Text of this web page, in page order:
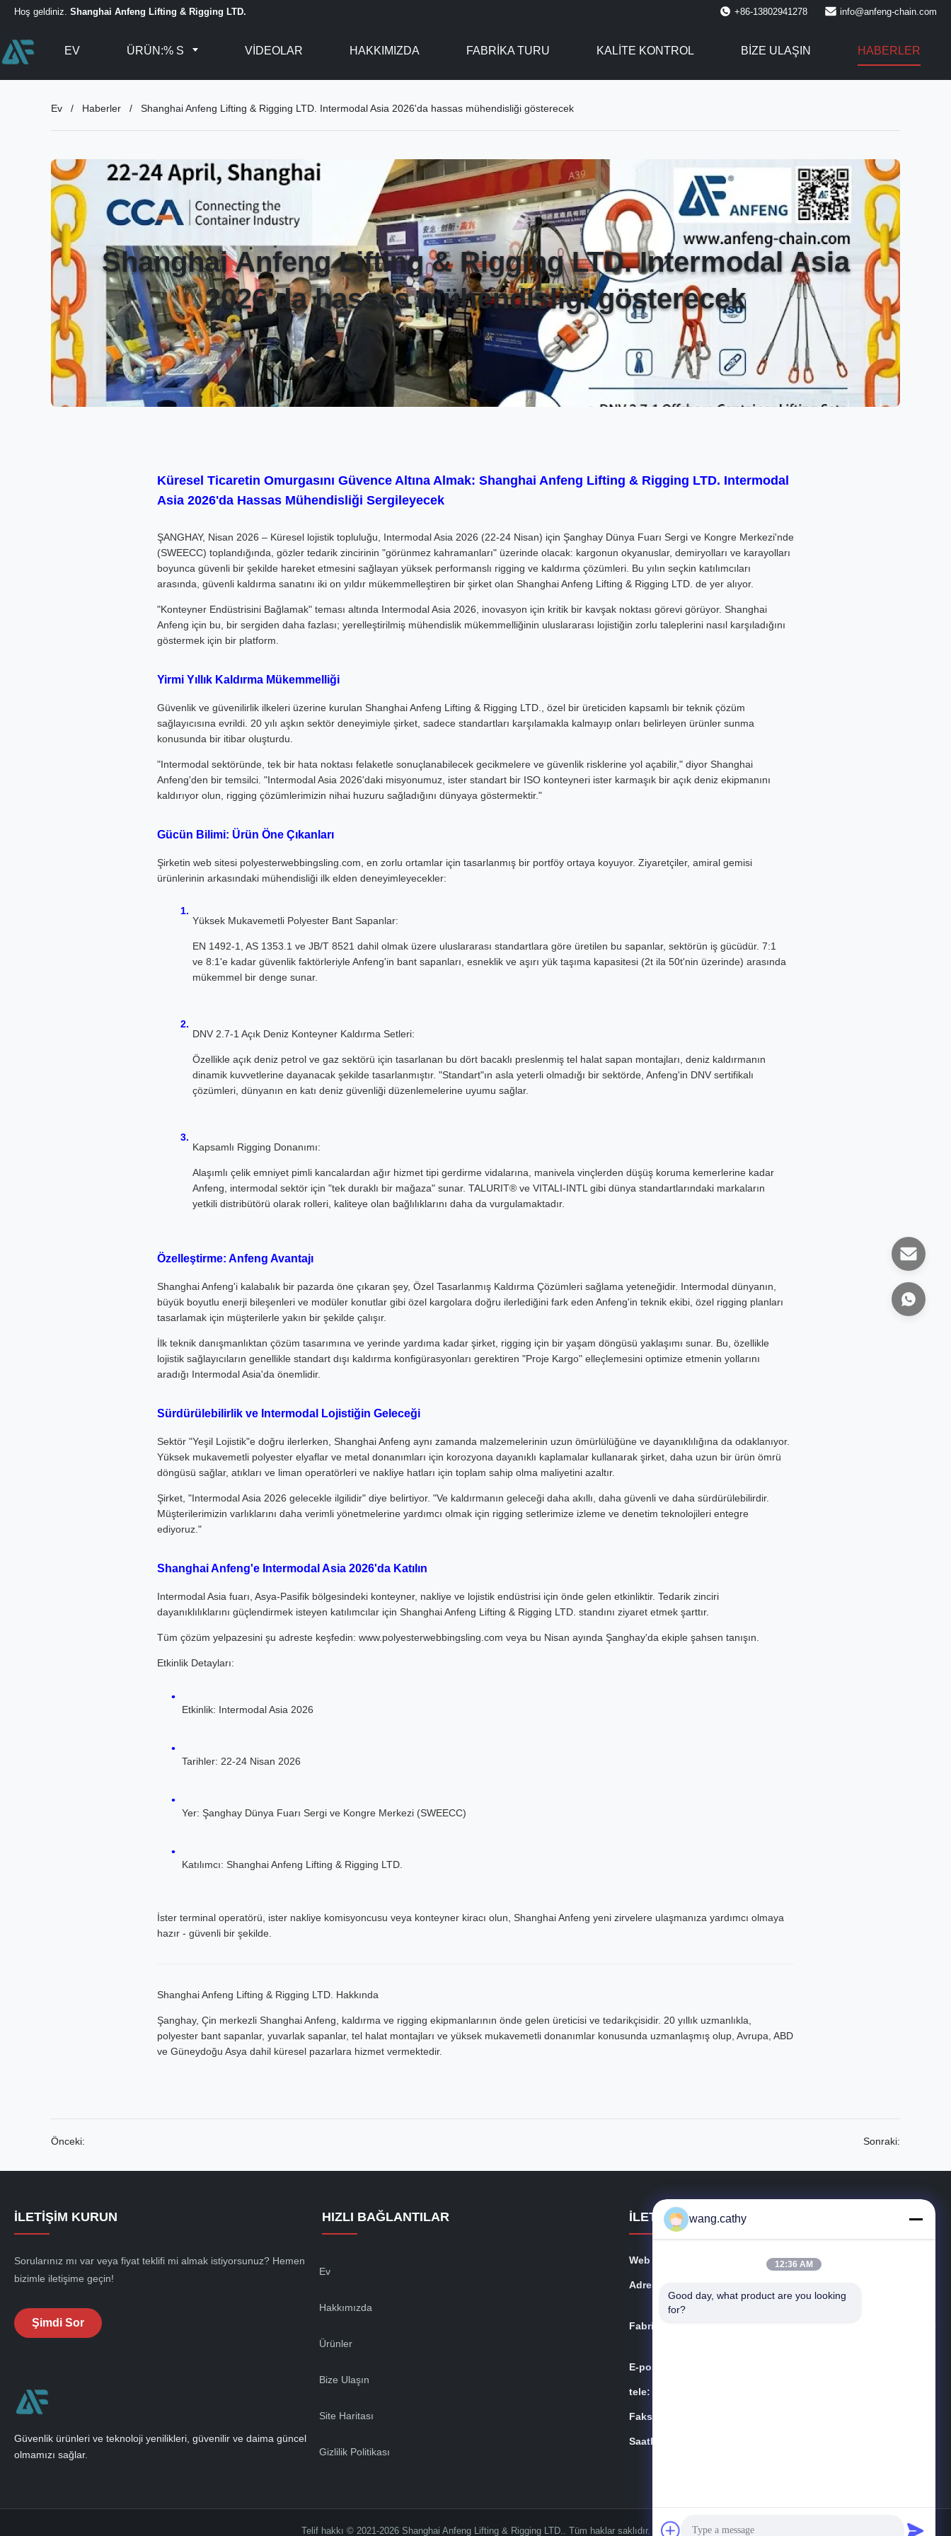
Hoş geldiniz. Shanghai Anfeng Lifting & Rigging LTD. +86-13802941278 info@anfeng-chain.com
EV ÜRÜN:% S VIDEOLAR HAKKIMIZDA FABRIKA TURU KALITE KONTROL BIZE ULAŞIN HABERLER
Ev / Haberler / Shanghai Anfeng Lifting & Rigging LTD. Intermodal Asia 2026'da hassas mühendisliği gösterecek
Shanghai Anfeng Lifting & Rigging LTD. Intermodal Asia
2026'da hassas mühendisliği gösterecek
2026/04/30
Küresel Ticaretin Omurgasını Güvence Altına Almak: Shanghai Anfeng Lifting & Rigging LTD. Intermodal
Asia 2026'da Hassas Mühendisliği Sergileyecek
ŞANGHAY, Nisan 2026 – Küresel lojistik topluluğu, Intermodal Asia 2026 (22-24 Nisan) için Şanghay Dünya Fuarı Sergi ve Kongre Merkezi'nde
(SWEECC) toplandığında, gözler tedarik zincirinin "görünmez kahramanları" üzerinde olacak: kargonun okyanuslar, demiryolları ve karayolları
boyunca güvenli bir şekilde hareket etmesini sağlayan yüksek performanslı rigging ve kaldırma çözümleri. Bu yılın seçkin katılımcıları
arasında, güvenli kaldırma sanatını iki on yıldır mükemmelleştiren bir şirket olan Shanghai Anfeng Lifting & Rigging LTD. de yer alıyor.
"Konteyner Endüstrisini Bağlamak" teması altında Intermodal Asia 2026, inovasyon için kritik bir kavşak noktası görevi görüyor. Shanghai
Anfeng için bu, bir sergiden daha fazlası; yerelleştirilmiş mühendislik mükemmelliğinin uluslararası lojistiğin zorlu taleplerini nasıl karşıladığını
göstermek için bir platform.
Yirmi Yıllık Kaldırma Mükemmelliği
Güvenlik ve güvenilirlik ilkeleri üzerine kurulan Shanghai Anfeng Lifting & Rigging LTD., özel bir üreticiden kapsamlı bir teknik çözüm
sağlayıcısına evrildi. 20 yılı aşkın sektör deneyimiyle şirket, sadece standartları karşılamakla kalmayıp onları belirleyen ürünler sunma
konusunda bir itibar oluşturdu.
"Intermodal sektöründe, tek bir hata noktası felaketle sonuçlanabilecek gecikmelere ve güvenlik risklerine yol açabilir," diyor Shanghai
Anfeng'den bir temsilci. "Intermodal Asia 2026'daki misyonumuz, ister standart bir ISO konteyneri ister karmaşık bir açık deniz ekipmanını
kaldırıyor olun, rigging çözümlerimizin nihai huzuru sağladığını dünyaya göstermektir."
Gücün Bilimi: Ürün Öne Çıkanları
Şirketin web sitesi polyesterwebbingsling.com, en zorlu ortamlar için tasarlanmış bir portföy ortaya koyuyor. Ziyaretçiler, amiral gemisi
ürünlerinin arkasındaki mühendisliği ilk elden deneyimleyecekler:
Yüksek Mukavemetli Polyester Bant Sapanlar:
EN 1492-1, AS 1353.1 ve JB/T 8521 dahil olmak üzere uluslararası standartlara göre üretilen bu sapanlar, sektörün iş gücüdür. 7:1
ve 8:1'e kadar güvenlik faktörleriyle Anfeng'in bant sapanları, esneklik ve aşırı yük taşıma kapasitesi (2t ila 50t'nin üzerinde) arasında
mükemmel bir denge sunar.
DNV 2.7-1 Açık Deniz Konteyner Kaldırma Setleri:
Özellikle açık deniz petrol ve gaz sektörü için tasarlanan bu dört bacaklı preslenmiş tel halat sapan montajları, deniz kaldırmanın
dinamik kuvvetlerine dayanacak şekilde tasarlanmıştır. "Standart"ın asla yeterli olmadığı bir sektörde, Anfeng'in DNV sertifikalı
çözümleri, dünyanın en katı deniz güvenliği düzenlemelerine uyumu sağlar.
Kapsamlı Rigging Donanımı:
Alaşımlı çelik emniyet pimli kancalardan ağır hizmet tipi gerdirme vidalarına, manivela vinçlerden düşüş koruma kemerlerine kadar
Anfeng, intermodal sektör için "tek duraklı bir mağaza" sunar. TALURIT® ve VITALI-INTL gibi dünya standartlarındaki markaların
yetkili distribütörü olarak rolleri, kaliteye olan bağlılıklarını daha da vurgulamaktadır.
Özelleştirme: Anfeng Avantajı
Shanghai Anfeng'i kalabalık bir pazarda öne çıkaran şey, Özel Tasarlanmış Kaldırma Çözümleri sağlama yeteneğidir. Intermodal dünyanın,
büyük boyutlu enerji bileşenleri ve modüler konutlar gibi özel kargolara doğru ilerlediğini fark eden Anfeng'in teknik ekibi, özel rigging planları
tasarlamak için müşterilerle yakın bir şekilde çalışır.
İlk teknik danışmanlıktan çözüm tasarımına ve yerinde yardıma kadar şirket, rigging için bir yaşam döngüsü yaklaşımı sunar. Bu, özellikle
lojistik sağlayıcıların genellikle standart dışı kaldırma konfigürasyonları gerektiren "Proje Kargo" elleçlemesini optimize etmenin yollarını
aradığı Intermodal Asia'da önemlidir.
Sürdürülebilirlik ve Intermodal Lojistiğin Geleceği
Sektör "Yeşil Lojistik"e doğru ilerlerken, Shanghai Anfeng aynı zamanda malzemelerinin uzun ömürlülüğüne ve dayanıklılığına da odaklanıyor.
Yüksek mukavemetli polyester elyaflar ve metal donanımları için korozyona dayanıklı kaplamalar kullanarak şirket, daha uzun bir ürün ömrü
döngüsü sağlar, atıkları ve liman operatörleri ve nakliye hatları için toplam sahip olma maliyetini azaltır.
Şirket, "Intermodal Asia 2026 gelecekle ilgilidir" diye belirtiyor. "Ve kaldırmanın geleceği daha akıllı, daha güvenli ve daha sürdürülebilirdir.
Müşterilerimizin varlıklarını daha verimli yönetmelerine yardımcı olmak için rigging setlerimize izleme ve denetim teknolojileri entegre
ediyoruz."
Shanghai Anfeng'e Intermodal Asia 2026'da Katılın
Intermodal Asia fuarı, Asya-Pasifik bölgesindeki konteyner, nakliye ve lojistik endüstrisi için önde gelen etkinliktir. Tedarik zinciri
dayanıklılıklarını güçlendirmek isteyen katılımcılar için Shanghai Anfeng Lifting & Rigging LTD. standını ziyaret etmek şarttır.
Tüm çözüm yelpazesini şu adreste keşfedin: www.polyesterwebbingsling.com veya bu Nisan ayında Şanghay'da ekiple şahsen tanışın.
Etkinlik Detayları:
Etkinlik: Intermodal Asia 2026
Tarihler: 22-24 Nisan 2026
Yer: Şanghay Dünya Fuarı Sergi ve Kongre Merkezi (SWEECC)
Katılımcı: Shanghai Anfeng Lifting & Rigging LTD.
İster terminal operatörü, ister nakliye komisyoncusu veya konteyner kiracı olun, Shanghai Anfeng yeni zirvelere ulaşmanıza yardımcı olmaya
hazır - güvenli bir şekilde.
Shanghai Anfeng Lifting & Rigging LTD. Hakkında
Şanghay, Çin merkezli Shanghai Anfeng, kaldırma ve rigging ekipmanlarının önde gelen üreticisi ve tedarikçisidir. 20 yıllık uzmanlıkla,
polyester bant sapanlar, yuvarlak sapanlar, tel halat montajları ve yüksek mukavemetli donanımlar konusunda uzmanlaşmış olup, Avrupa, ABD
ve Güneydoğu Asya dahil küresel pazarlara hizmet vermektedir.
Önceki: Sonraki:
İLETIŞIM KURUN
Sorularınız mı var veya fiyat teklifi mi almak istiyorsunuz? Hemen
bizimle iletişime geçin!
Şimdi Sor
Güvenlik ürünleri ve teknoloji yenilikleri, güvenilir ve daima güncel
olmamızı sağlar.
HIZLI BAĞLANTILAR
Ev
Hakkımızda
Ürünler
Bize Ulaşın
Site Haritası
Gizlilik Politikası
İLETIŞIM BILGILERI
Web sitesi: polyesterwebbingsling.com
Adres:
gesi, Şanghay, Çin.
Fabrika:
E-posta:
tele:
Faks:
Saatler:
Telif hakkı © 2021-2026 Shanghai Anfeng Lifting & Rigging LTD.. Tüm haklar saklıdır.
wang.cathy
12:36 AM
Good day, what product are you looking
for?